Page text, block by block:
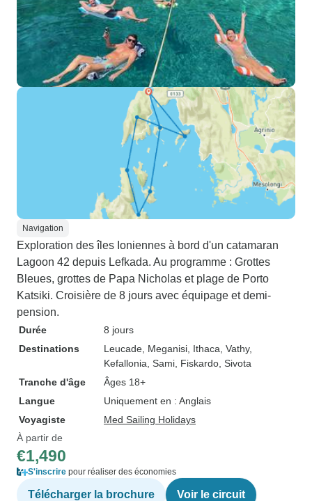
Navigation
Exploration des îles Ioniennes à bord d'un catamaran
Lagoon 42 depuis Lefkada. Au programme : Grottes
Bleues, grottes de Papa Nicholas et plage de Porto
Katsiki. Croisière de 8 jours avec équipage et demi-
pension.
Durée
8 jours
Destinations
Leucade , Meganisi , Ithaca , Vathy,
Kefallonia , Sami , Fiskardo , Sivota
Tranche d'âge
Âges 18+
Langue
Uniquement en : Anglais
Voyagiste
Med Sailing Holidays
À partir de
€1,490
S'inscrire pour réaliser des économies
Télécharger la brochure Voir le circuit